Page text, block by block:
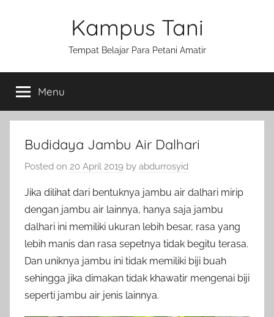
Kampus Tani
Tempat Belajar Para Petani Amatir
Menu
Budidaya Jambu Air Dalhari
Posted on 20 April 2019 by abdurrosyid
Jika dilihat dari bentuknya jambu air dalhari mirip
dengan jambu air lainnya, hanya saja jambu
dalhari ini memiliki ukuran lebih besar, rasa yang
lebih manis dan rasa sepetnya tidak begitu terasa.
Dan uniknya jambu ini tidak memiliki biji buah
sehingga jika dimakan tidak khawatir mengenai biji
seperti jambu air jenis lainnya.